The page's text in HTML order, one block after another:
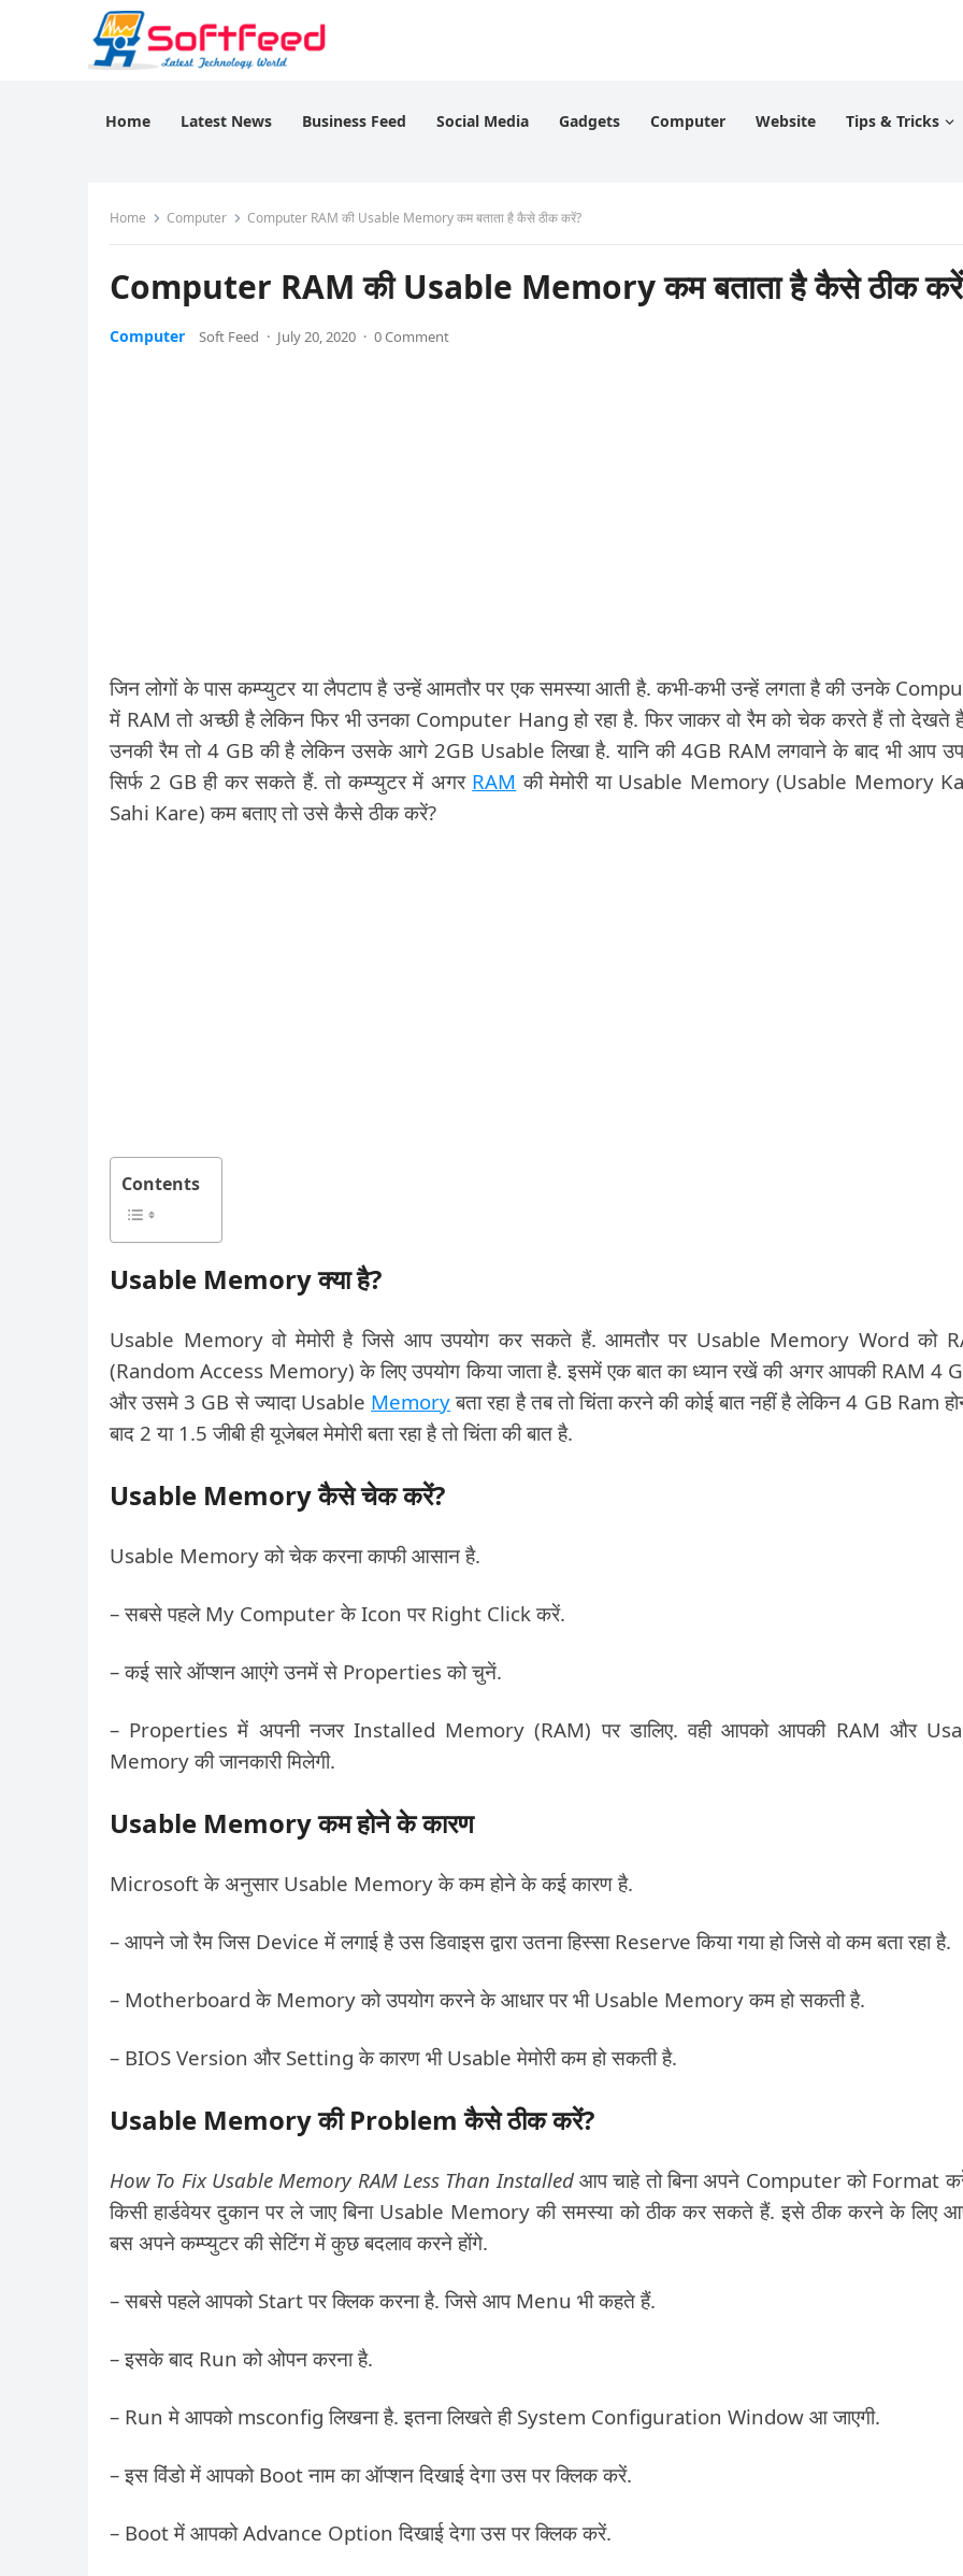
Home Latest News Business Feed Social Media Gadgets Computer Website Tips & Tricks
Home Computer Computer RAM की Usable Memory कम बताता है कैसे ठीक करें?
Computer RAM की Usable Memory कम बताता है कैसे ठीक
Computer Soft Feed · July 20, 2020 · 0 Comment
जिन लोगों के पास कम्प्युटर या लैपटाप है उन्हें आमतौर पर एक समस्या आती है. कभी-कभी उन्हें लगता है की उनके
में RAM तो अच्छी है लेकिन फिर भी उनका Computer Hang हो रहा है. फिर जाकर वो रैम को चेक करते हैं तो देखते
उनकी रैम तो 4 GB की है लेकिन उसके आगे 2GB Usable लिखा है. यानि की 4GB RAM लगवाने के बाद भी आप
सिर्फ 2 GB ही कर सकते हैं. तो कम्प्युटर में अगर RAM की मेमोरी या Usable Memory (Usable Memory
Sahi Kare) कम बताए तो उसे कैसे ठीक करें?
Contents
Usable Memory क्या है?
Usable Memory वो मेमोरी है जिसे आप उपयोग कर सकते हैं. आमतौर पर Usable Memory Word को
(Random Access Memory) के लिए उपयोग किया जाता है. इसमें एक बात का ध्यान रखें की अगर आपकी RAM 4
और उसमे 3 GB से ज्यादा Usable Memoryबता रहा है तब तो चिंता करने की कोई बात नहीं है लेकिन 4 GB Ram
बाद 2 या 1.5 जीबी ही यूजेबल मेमोरी बता रहा है तो चिंता की बात है.
Usable Memory कैसे चेक करें?
Usable Memory को चेक करना काफी आसान है.
– सबसे पहले My Computer के Icon पर Right Click करें.
– कई सारे ऑप्शन आएंगे उनमें से Properties को चुनें.
– Properties में अपनी नजर Installed Memory (RAM) पर डालिए. वही आपको आपकी RAM और
Memory की जानकारी मिलेगी.
Usable Memory कम होने के कारण
Microsoft के अनुसार Usable Memory के कम होने के कई कारण है.
– आपने जो रैम जिस Device में लगाई है उस डिवाइस द्वारा उतना हिस्सा Reserve किया गया हो जिसे वो कम बता रहा है.
– Motherboard के Memory को उपयोग करने के आधार पर भी Usable Memory कम हो सकती है.
– BIOS Version और Setting के कारण भी Usable मेमोरी कम हो सकती है.
Usable Memory की Problem कैसे ठीक करें?
How To Fix Usable Memory RAM Less Than Installedआप चाहे तो बिना अपने Computer को Format
किसी हार्डवेयर दुकान पर ले जाए बिना Usable Memory की समस्या को ठीक कर सकते हैं. इसे ठीक करने के लिए
बस अपने कम्प्युटर की सेटिंग में कुछ बदलाव करने होंगे.
– सबसे पहले आपको Start पर क्लिक करना है. जिसे आप Menu भी कहते हैं.
– इसके बाद Run को ओपन करना है.
– Run मे आपको msconfig लिखना है. इतना लिखते ही System Configuration Window आ जाएगी.
– इस विंडो में आपको Boot नाम का ऑप्शन दिखाई देगा उस पर क्लिक करें.
– Boot में आपको Advance Option दिखाई देगा उस पर क्लिक करें.